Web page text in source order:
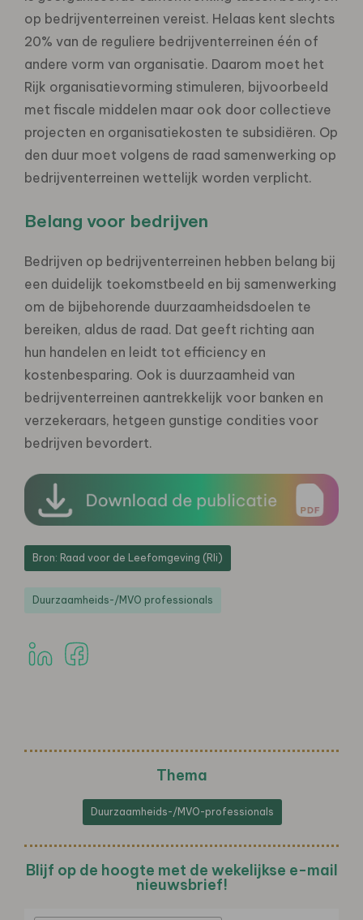
op bedrijventerreinen vereist. Helaas kent slechts
20% van de reguliere bedrijventerreinen één of
andere vorm van organisatie. Daarom moet het
Rijk organisatievorming stimuleren, bijvoorbeeld
met fiscale middelen maar ook door collectieve
projecten en organisatiekosten te subsidiëren. Op
den duur moet volgens de raad samenwerking op
bedrijventerreinen wettelijk worden verplicht.
Belang voor bedrijven
Bedrijven op bedrijventerreinen hebben belang bij
een duidelijk toekomstbeeld en bij samenwerking
om de bijbehorende duurzaamheidsdoelen te
bereiken, aldus de raad. Dat geeft richting aan
hun handelen en leidt tot efficiency en
kostenbesparing. Ook is duurzaamheid van
bedrijventerreinen aantrekkelijk voor banken en
verzekeraars, hetgeen gunstige condities voor
bedrijven bevordert.
Bron: Raad voor de Leefomgeving (Rli)
Duurzaamheids-/MVO professionals
Thema
Duurzaamheids-/MVO-professionals
Blijf op de hoogte met de wekelijkse e-mail
nieuwsbrief!